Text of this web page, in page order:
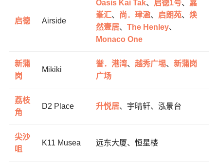
启德 Airside
Oasis Kai Tak、 启德1号、 嘉
峯汇、 尚．珒溋、 启朗苑、 焕
然壹居、 The Henley、
Monaco One
新蒲
岗
Mikiki
誉．港湾、 越秀广埸、 新蒲岗
广场
荔枝
角
D2 Place 升悦居、宇晴轩、泓景台
尖沙
咀
K11 Musea 远东大厦、恒星楼